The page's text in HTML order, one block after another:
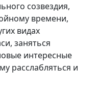
созвездия,
времени,
видах
заняться
интересные
расслабляться и